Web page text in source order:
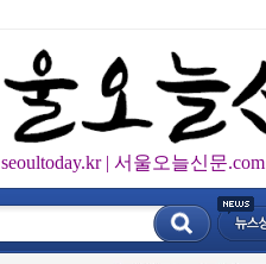
seoultoday.kr | 서울오늘신문.com